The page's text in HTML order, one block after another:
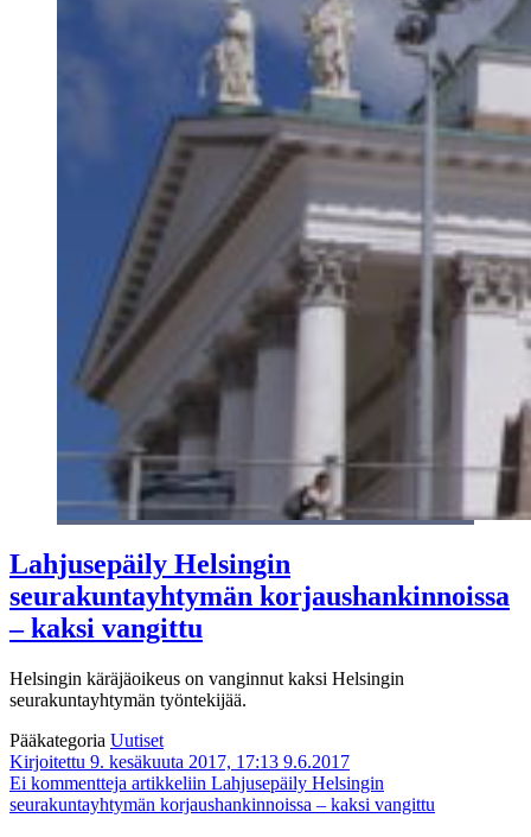
Lahjusepäily Helsingin
seurakuntayhtymän korjaushankinnoissa
– kaksi vangittu
Helsingin käräjäoikeus on vanginnut kaksi Helsingin
seurakuntayhtymän työntekijää.
Pääkategoria Uutiset
Kirjoitettu 9. kesäkuuta 2017, 17:13 9.6.2017
Ei kommentteja artikkeliin Lahjusepäily Helsingin
seurakuntayhtymän korjaushankinnoissa – kaksi vangittu